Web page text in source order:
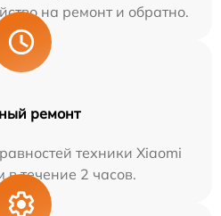
на ремонт и обратно.
ремонт
техники Xiaomi
в течение 2 часов.